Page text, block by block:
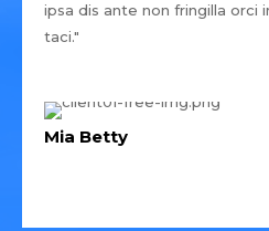
ipsa dis ante non fringilla orci
taci."
Mia Betty